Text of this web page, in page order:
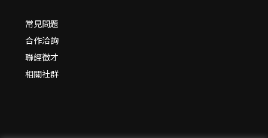
常見問題
合作洽詢
聯經徵才
相關社群